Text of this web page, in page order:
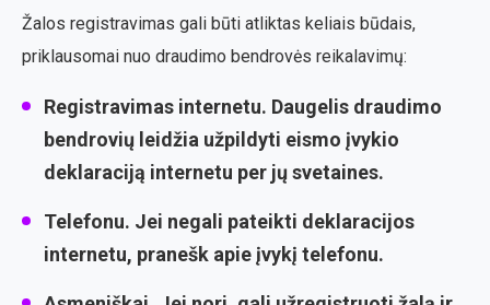
Žalos registravimas gali būti atliktas keliais būdais,
priklausomai nuo draudimo bendrovės reikalavimų:
Registravimas internetu. Daugelis draudimo
bendrovių leidžia užpildyti eismo įvykio
deklaraciją internetu per jų svetaines.
Telefonu. Jei negali pateikti deklaracijos
internetu, pranešk apie įvykį telefonu.